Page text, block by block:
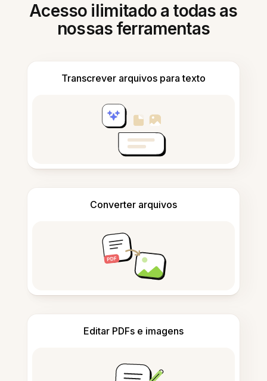
Acesso ilimitado a todas as
nossas ferramentas
Transcrever arquivos para texto
Converter arquivos
Editar PDFs e imagens